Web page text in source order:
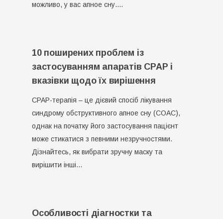
можливо, у вас апное сну.…
10 поширених проблем із
застосуванням апаратів CPAP і
вказівки щодо їх вирішення
CPAP-терапія – це дієвий спосіб лікування
синдрому обструктивного апное сну (СОАС),
однак на початку його застосування пацієнт
може стикатися з певними незручностями.
Дізнайтесь, як вибрати зручну маску та
вирішити інші…
Особливості діагностки та